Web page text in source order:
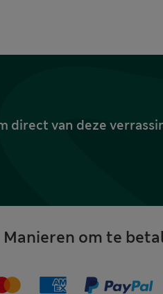
direct van deze
Manieren om te